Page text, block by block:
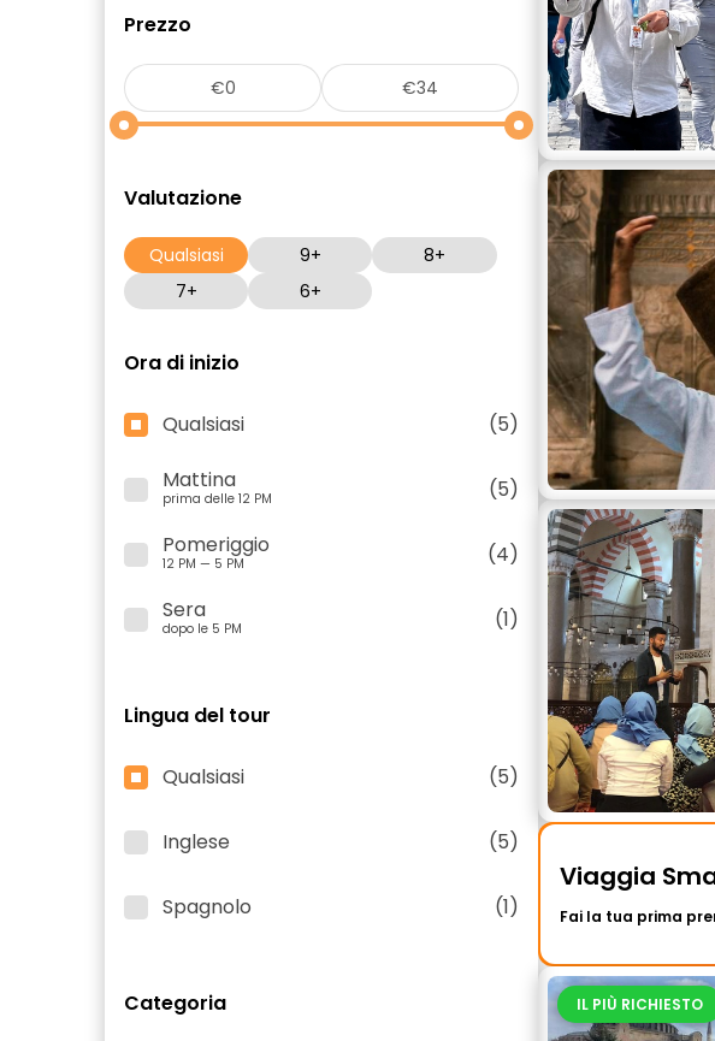
Prezzo
Valutazione
Qualsiasi 9+
8+
7+
6+
Ora di inizio
Qualsiasi
(5)
Mattina
prima delle 12 PM
(5)
Pomeriggio
12 PM — 5 PM
(4)
Sera
dopo le 5 PM (1)
Lingua del tour
Qualsiasi (5)
Inglese (5)
Spagnolo (1)
Categoria
Viaggia
Fai la tua prima
IL PIÙ RICHIESTO